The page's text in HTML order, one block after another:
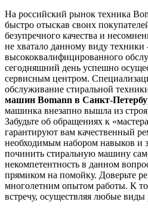
На российский рынок техника
быстро отыскав своих
безупречного качества и
не хватало данному виду техники
высококвалифицированного
сегодняшний день успешно
сервисным центром.
обслуживание стиральной
машин Bomann в Санкт-
машинка внезапно вышла из
Забудьте об обращениях к
гарантируют вам качественный
необходимым набором навыков и
починить стиральную машину
некомпетентность в данном
прямиком на помойку. Доверьте
многолетним опытом работы. К
встречу, осуществляя любые виды